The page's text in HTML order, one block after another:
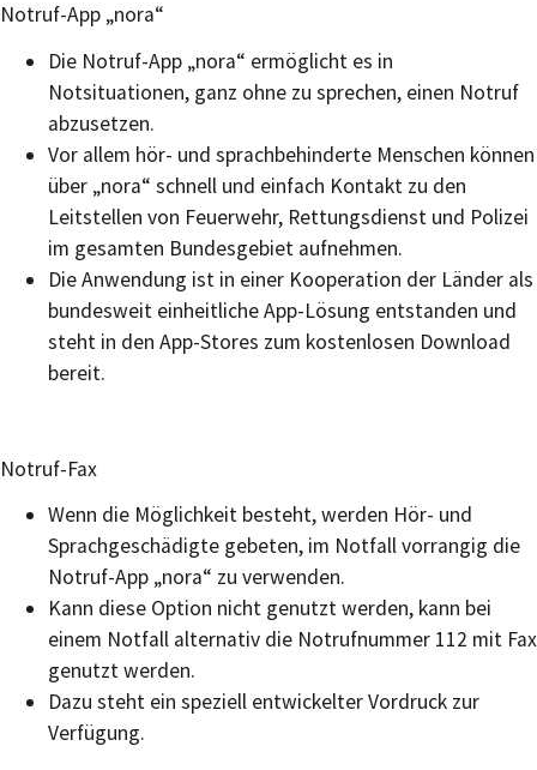
Notruf-App „nora“
Die Notruf-App „nora“ ermöglicht es in
Notsituationen, ganz ohne zu sprechen, einen Notruf
abzusetzen.
Vor allem hör- und sprachbehinderte Menschen können
über „nora“ schnell und einfach Kontakt zu den
Leitstellen von Feuerwehr, Rettungsdienst und Polizei
im gesamten Bundesgebiet aufnehmen.
Die Anwendung ist in einer Kooperation der Länder als
bundesweit einheitliche App-Lösung entstanden und
steht in den App-Stores zum kostenlosen Download
bereit.
Notruf-Fax
Wenn die Möglichkeit besteht, werden Hör- und
Sprachgeschädigte gebeten, im Notfall vorrangig die
Notruf-App „nora“ zu verwenden.
Kann diese Option nicht genutzt werden, kann bei
einem Notfall alternativ die Notrufnummer 112 mit Fax
genutzt werden.
Dazu steht ein speziell entwickelter Vordruck zur
Verfügung.